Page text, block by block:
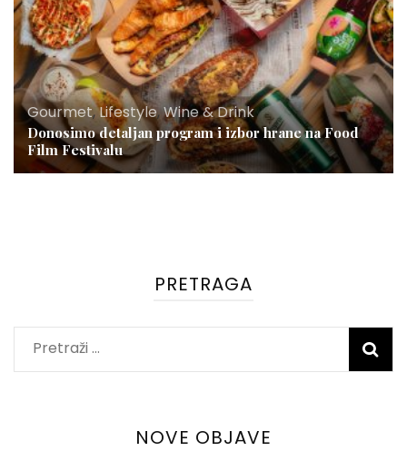
Gourmet,Lifestyle,Wine & Drink
Donosimo detaljan program i izbor hrane na Food
Film Festivalu
PRETRAGA
Pretraži:
NOVE OBJAVE